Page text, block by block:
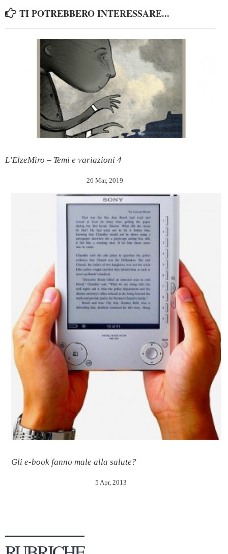
TI POTREBBERO INTERESSARE...
L’ElzeMìro – Temi e variazioni 4
26 Mar, 2019
Gli e-book fanno male alla salute?
5 Apr, 2013